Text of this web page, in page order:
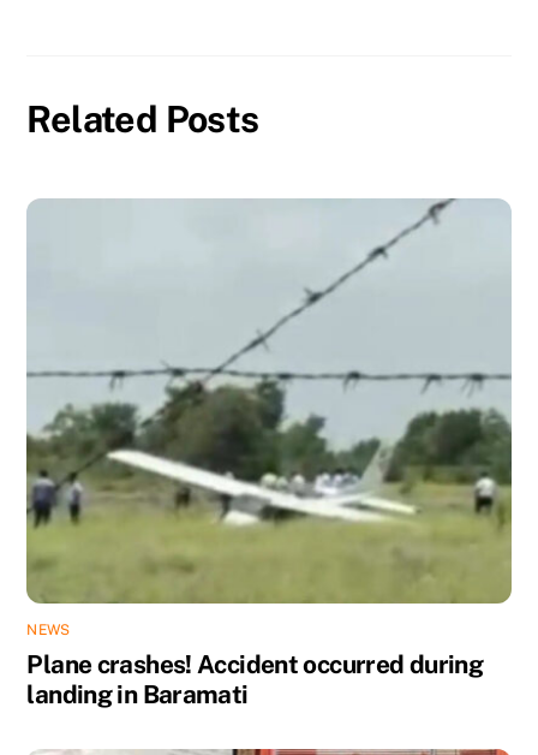
Related Posts
NEWS
Plane crashes! Accident occurred during
landing in Baramati